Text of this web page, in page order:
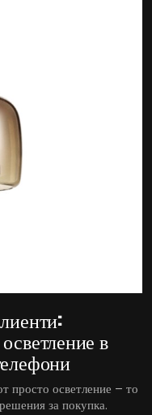
в
просто осветление – то
за покупка.